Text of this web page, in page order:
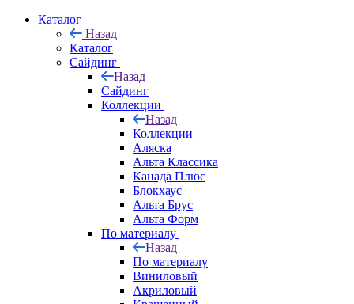
Каталог
Назад
Каталог
Сайдинг
Назад
Сайдинг
Коллекции
Назад
Коллекции
Аляска
Альта Классика
Канада Плюс
Блокхаус
Альта Брус
Альта Форм
По материалу
Назад
По материалу
Виниловый
Акриловый